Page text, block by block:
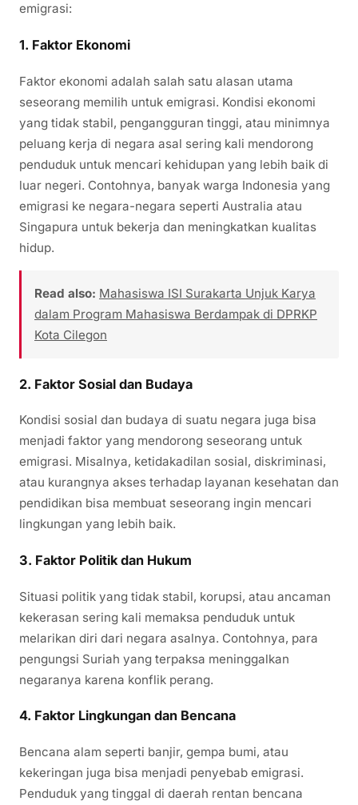
emigrasi:
1. Faktor Ekonomi
Faktor ekonomi adalah salah satu alasan utama
seseorang memilih untuk emigrasi. Kondisi ekonomi
yang tidak stabil, pengangguran tinggi, atau minimnya
peluang kerja di negara asal sering kali mendorong
penduduk untuk mencari kehidupan yang lebih baik di
luar negeri. Contohnya, banyak warga Indonesia yang
emigrasi ke negara-negara seperti Australia atau
Singapura untuk bekerja dan meningkatkan kualitas
hidup.
Read also: Mahasiswa ISI Surakarta Unjuk Karya
dalam Program Mahasiswa Berdampak di DPRKP
Kota Cilegon
2. Faktor Sosial dan Budaya
Kondisi sosial dan budaya di suatu negara juga bisa
menjadi faktor yang mendorong seseorang untuk
emigrasi. Misalnya, ketidakadilan sosial, diskriminasi,
atau kurangnya akses terhadap layanan kesehatan dan
pendidikan bisa membuat seseorang ingin mencari
lingkungan yang lebih baik.
3. Faktor Politik dan Hukum
Situasi politik yang tidak stabil, korupsi, atau ancaman
kekerasan sering kali memaksa penduduk untuk
melarikan diri dari negara asalnya. Contohnya, para
pengungsi Suriah yang terpaksa meninggalkan
negaranya karena konflik perang.
4. Faktor Lingkungan dan Bencana
Bencana alam seperti banjir, gempa bumi, atau
kekeringan juga bisa menjadi penyebab emigrasi.
Penduduk yang tinggal di daerah rentan bencana